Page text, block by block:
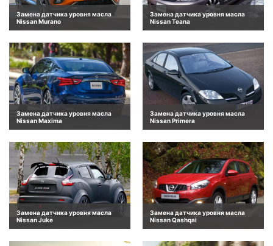
Замена датчика уровня масла
Nissan Murano
Замена датчика уровня масла
Nissan Teana
Замена датчика уровня масла
Nissan Maxima
Замена датчика уровня масла
Nissan Primera
Замена датчика уровня масла
Nissan Juke
Замена датчика уровня масла
Nissan Qashqai